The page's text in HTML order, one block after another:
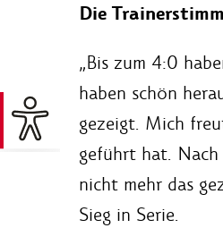
Die
„Bis zum 4:0
haben schön
gezeigt. Mich
geführt hat. Nach
nicht mehr das
Sieg in Serie.